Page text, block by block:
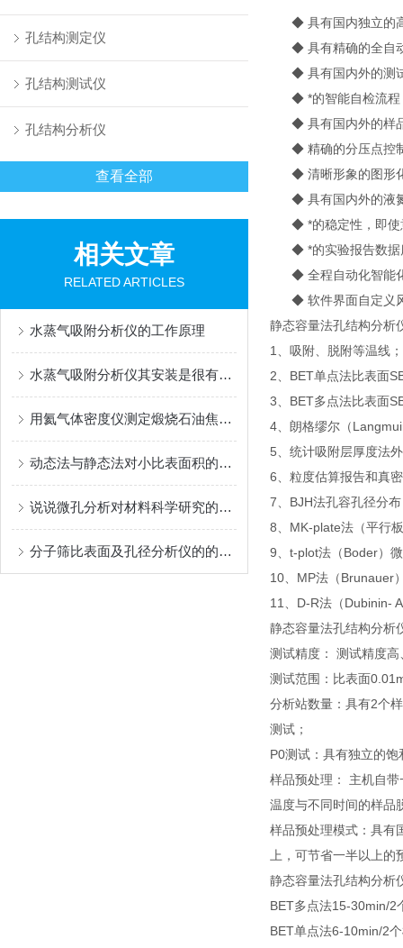
孔结构测定仪
孔结构测试仪
孔结构分析仪
查看全部
相关文章
RELATED ARTICLES
水蒸气吸附分析仪的工作原理
水蒸气吸附分析仪其安装是很有讲究的
用氦气体密度仪测定煅烧石油焦真密度的标准方法
动态法与静态法对小比表面积的样品测试精度分析
说说微孔分析对材料科学研究的重大意义
分子筛比表面及孔径分析仪的的专业厂家——贝士德仪器
◆ 具有国内独立的高
◆ 具有精确的全自动
◆ 具有国内外的测试
◆ *的智能自检流程
◆ 具有国内外的样品
◆ 精确的分压点控制
◆ 清晰形象的图形化
◆ 具有国内外的液氮
◆ *的稳定性，即使
◆ *的实验报告数据
◆ 全程自动化智能化
◆ 软件界面自定义
静态容量法孔结构分析
1、吸附、脱附等温线；
2、BET单点法比表面
3、BET多点法比表
4、朗格缪尔（
5、统计吸附层厚度法
6、粒度估算报告和真
7、BJH法孔容孔径分
8、MK-plate法（平行
9、t-plot法（Boder）
10、MP法（Brunauer
11、D-R法（Dubinin-
静态容量法孔结构分析
测试精度： 测试精度
测试范围：比表面
分析站数量：具有2个
测试；
P0测试：具有独立的
样品预处理： 主机自
温度与不同时间的样品
样品预处理模式：具有
上，可节省一半以上
静态容量法孔结构分析
BET多点法15-30min/2
BET单点法6-10min/2